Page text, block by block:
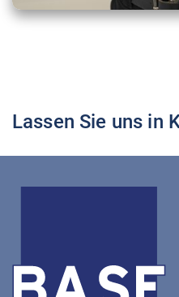
Lassen Sie uns in